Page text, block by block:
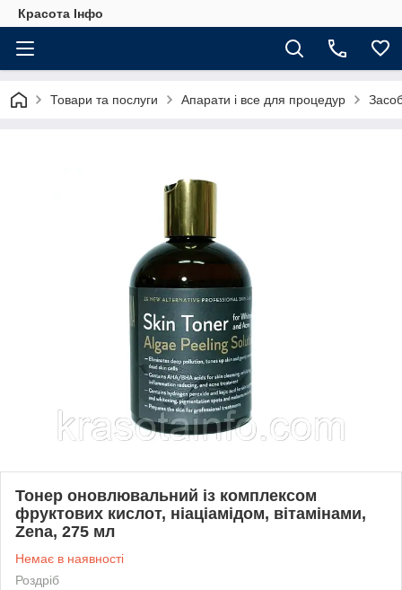
Красота Інфо
Товари та послуги Апарати і все для процедур
Тонер оновлювальний із комплексом
фруктових кислот, ніаціамідом, вітамінами,
Zena, 275 мл
Немає в наявності
Роздріб